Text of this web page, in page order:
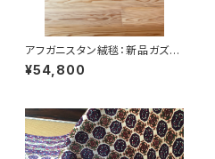
アフガニスタン絨毯：新品ガズニ
ーウールの手織り玄関マット
約61.5×91ｃｍ｜ハザラコレク
¥54,800